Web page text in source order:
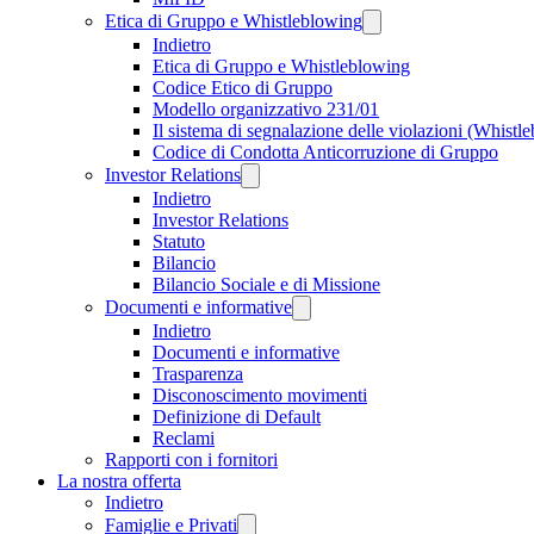
Etica di Gruppo e Whistleblowing
Indietro
Etica di Gruppo e Whistleblowing
Codice Etico di Gruppo
Modello organizzativo 231/01
Il sistema di segnalazione delle violazioni
Codice di Condotta Anticorruzione di Gruppo
Investor Relations
Indietro
Investor Relations
Statuto
Bilancio
Bilancio Sociale e di Missione
Documenti e informative
Indietro
Documenti e informative
Trasparenza
Disconoscimento movimenti
Definizione di Default
Reclami
Rapporti con i fornitori
La nostra offerta
Indietro
Famiglie e Privati